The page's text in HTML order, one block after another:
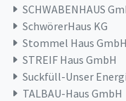
SCHWABENHAUS
SchwörerHaus KG
Stommel Haus GmbH
STREIF Haus GmbH
Suckfüll-Unser
TALBAU-Haus GmbH